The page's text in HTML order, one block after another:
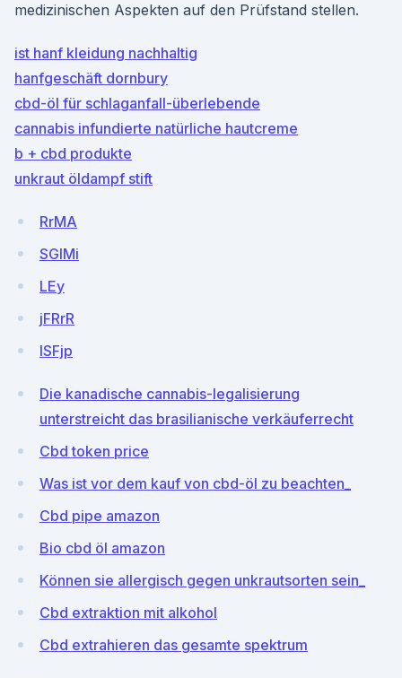
medizinischen Aspekten auf den Prüfstand stellen.
ist hanf kleidung nachhaltig
hanfgeschäft dornbury
cbd-öl für schlaganfall-überlebende
cannabis infundierte natürliche hautcreme
b + cbd produkte
unkraut öldampf stift
RrMA
SGIMi
LEy
jFRrR
ISFjp
Die kanadische cannabis-legalisierung
unterstreicht das brasilianische verkäuferrecht
Cbd token price
Was ist vor dem kauf von cbd-öl zu beachten_
Cbd pipe amazon
Bio cbd öl amazon
Können sie allergisch gegen unkrautsorten sein_
Cbd extraktion mit alkohol
Cbd extrahieren das gesamte spektrum